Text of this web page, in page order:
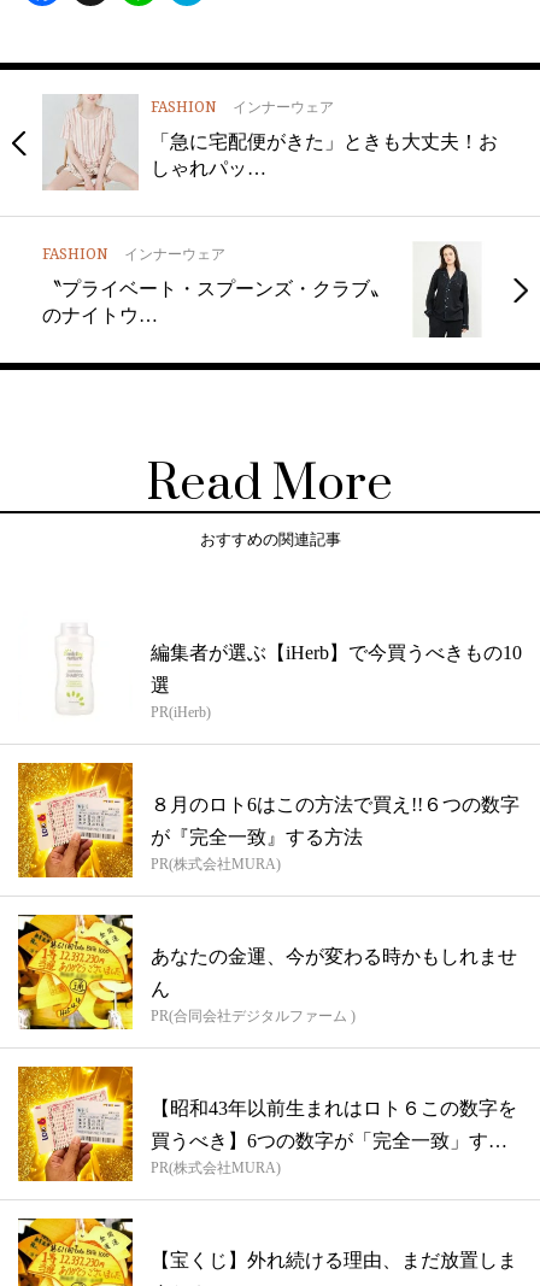
FASHION インナーウェア
「急に宅配便がきた」ときも大丈夫！お
しゃれパッ…
FASHION インナーウェア
〝プライベート・スプーンズ・クラブ〟
のナイトウ…
Read More
おすすめの関連記事
編集者が選ぶ【iHerb】で今買うべきもの10
選
PR(iHerb)
８月のロト6はこの方法で買え!!６つの数字
が『完全一致』する方法
PR(株式会社MURA)
あなたの金運、今が変わる時かもしれませ
ん
PR(合同会社デジタルファーム )
【昭和43年以前生まれはロト６この数字を
買うべき】6つの数字が「完全一致」する
方...
PR(株式会社MURA)
【宝くじ】外れ続ける理由、まだ放置しま